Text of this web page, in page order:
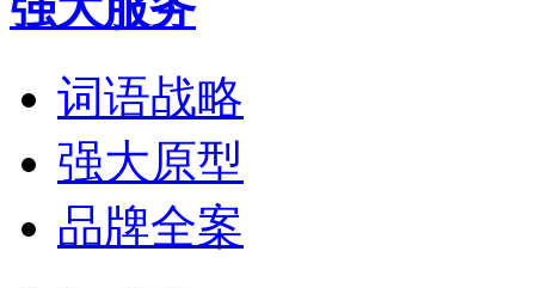
词语战略
强大原型
品牌全案